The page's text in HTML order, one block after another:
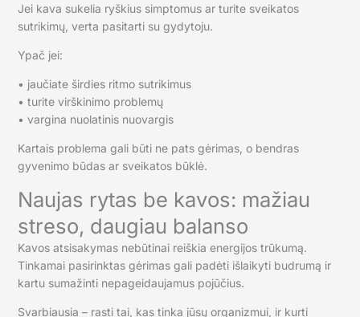
Jei kava sukelia ryškius simptomus ar turite sveikatos
sutrikimų, verta pasitarti su gydytoju.
Ypač jei:
• jaučiate širdies ritmo sutrikimus
• turite virškinimo problemų
• vargina nuolatinis nuovargis
Kartais problema gali būti ne pats gėrimas, o bendras
gyvenimo būdas ar sveikatos būklė.
Naujas rytas be kavos: mažiau
streso, daugiau balanso
Kavos atsisakymas nebūtinai reiškia energijos trūkumą.
Tinkamai pasirinktas gėrimas gali padėti išlaikyti budrumą ir
kartu sumažinti nepageidaujamus pojūčius.
Svarbiausia – rasti tai, kas tinka jūsų organizmui, ir kurti